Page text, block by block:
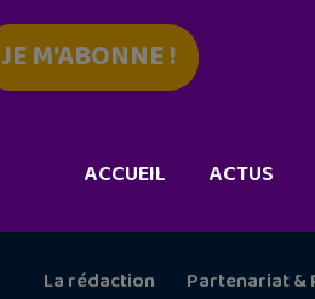
JE M'ABONNE !
ACCUEIL ACTUS
La rédaction Partenariat &